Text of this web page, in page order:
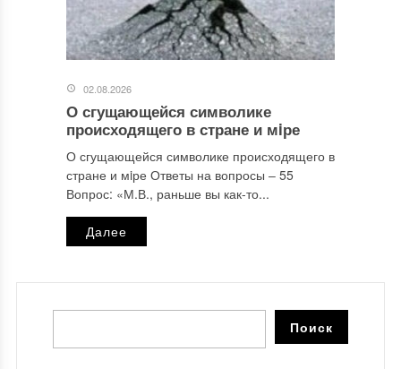
02.08.2026
О сгущающейся символике
происходящего в стране и мiре
О сгущающейся символике происходящего в
стране и мiре Ответы на вопросы ‒ 55
Вопрос: «М.В., раньше вы как-то...
Далее